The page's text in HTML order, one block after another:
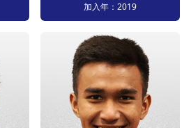
加入年： 2019